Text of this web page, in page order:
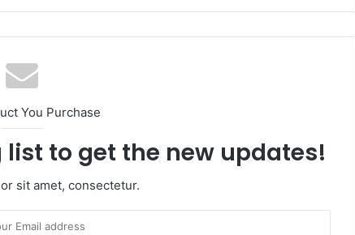
You Purchase
to get the new updates!
sit amet, consectetur.